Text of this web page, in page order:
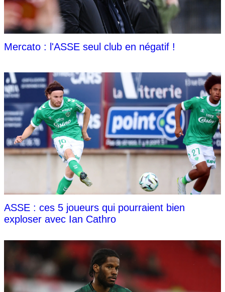
Mercato : l'ASSE seul club en négatif !
ASSE : ces 5 joueurs qui pourraient bien
exploser avec Ian Cathro